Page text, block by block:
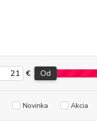
€ Od
Novinka Akcia